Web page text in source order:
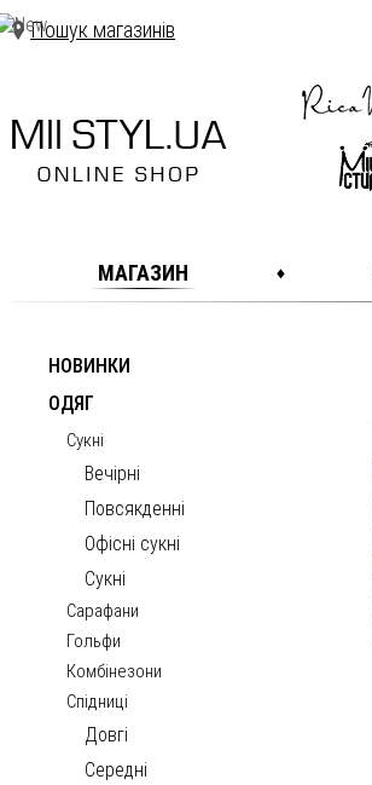
Пошук магазинів
МАГАЗИН
НОВИНКИ
ОДЯГ
Сукні
Вечірні
Повсякденні
Офісні сукні
Сукні
Сарафани
Гольфи
Комбінезони
Спідниці
Довгі
Середні